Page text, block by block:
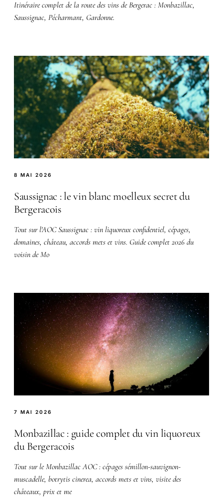
Itinéraire complet de la route des vins de Bergerac : Monbazillac,
Saussignac, Pécharmant, Gardonne.
8 MAI 2026
Saussignac : le vin blanc moelleux secret du
Bergeracois
Tout sur l'AOC Saussignac : vin liquoreux confidentiel, cépages,
domaines, château, accords mets et vins. Guide complet 2026 du
voisin de Mo
7 MAI 2026
Monbazillac : guide complet du vin liquoreux
du Bergeracois
Tout sur le Monbazillac AOC : cépages sémillon-sauvignon-
muscadelle, botrytis cinerea, accords mets et vins, visite des
châteaux, prix et me